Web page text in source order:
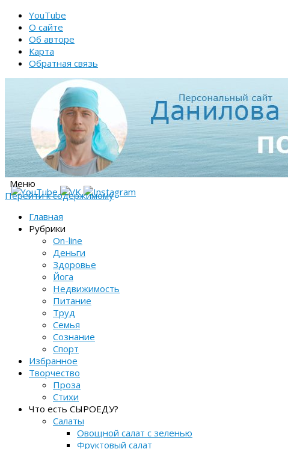
YouTube
О сайте
Об авторе
Карта
Обратная связь
Меню
Перейти к содержимому
Главная
Рубрики
On-line
Деньги
Здоровье
Йога
Недвижимость
Питание
Труд
Семья
Сознание
Спорт
Избранное
Творчество
Проза
Стихи
Что есть СЫРОЕДУ?
Салаты
Овощной салат с зеленью
Фруктовый салат